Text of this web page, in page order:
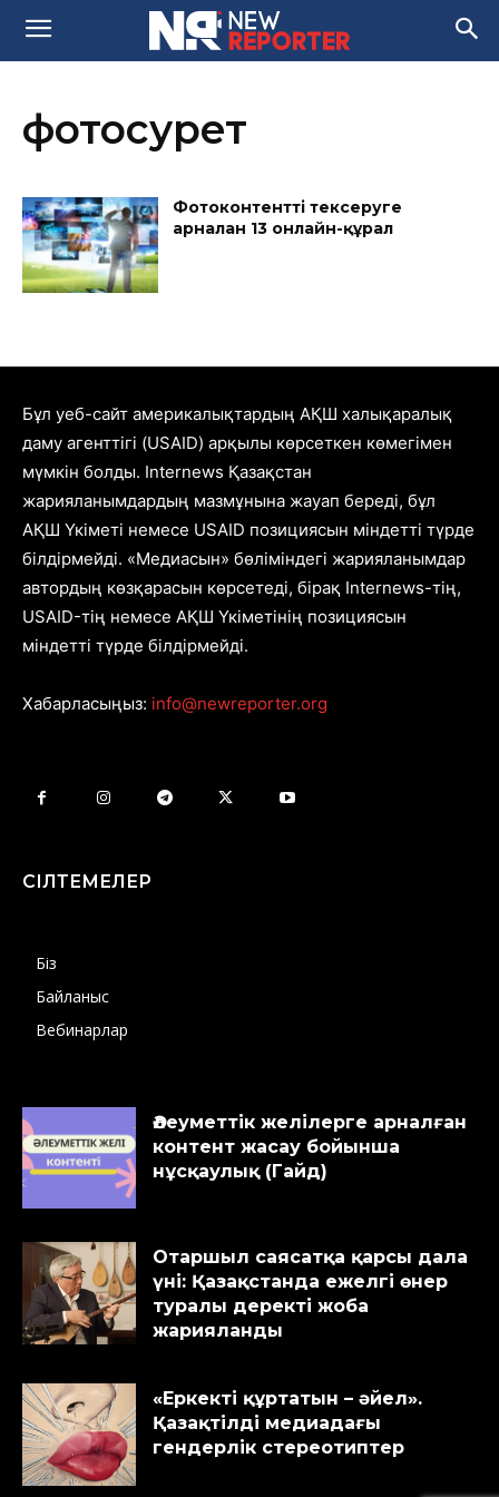
фотосурет
Фотоконтентті тексеруге
арналған 13 онлайн-құрал
Бұл уеб-сайт америкалықтардың АҚШ халықаралық
даму агенттігі (USAID) арқылы көрсеткен көмегімен
мүмкін болды. Internews Қазақстан
жарияланымдардың мазмұнына жауап береді, бұл
АҚШ Үкіметі немесе USAID позициясын міндетті түрде
білдірмейді. «Медиасын» бөліміндегі жарияланымдар
автордың көзқарасын көрсетеді, бірақ Internews-тің,
USAID-тің немесе АҚШ Үкіметінің позициясын
міндетті түрде білдірмейді.
Хабарласыңыз: info@newreporter.org
СІЛТЕМЕЛЕР
Біз
Байланыс
Вебинарлар
Әлеуметтік желілерге арналған
контент жасау бойынша
нұсқаулық (Гайд)
Отаршыл саясатқа қарсы дала
үні: Қазақстанда ежелгі өнер
туралы деректі жоба
жарияланды
«Еркекті құртатын – әйел».
Қазақтілді медиадағы
гендерлік стереотиптер